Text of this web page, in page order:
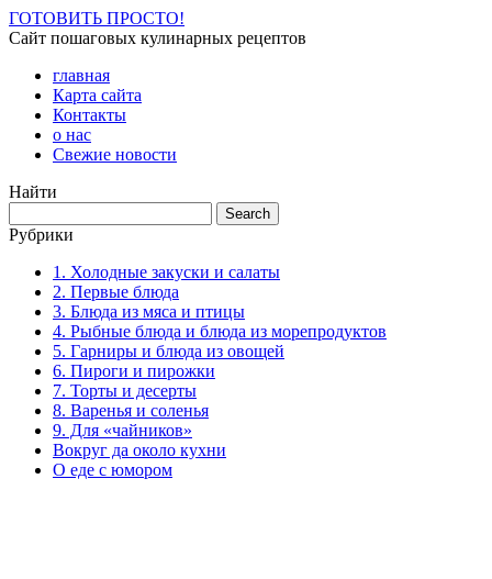
ГОТОВИТЬ ПРОСТО!
Сайт пошаговых кулинарных рецептов
главная
Карта сайта
Контакты
о нас
Свежие новости
Найти
Рубрики
1. Холодные закуски и салаты
2. Первые блюда
3. Блюда из мяса и птицы
4. Рыбные блюда и блюда из морепродуктов
5. Гарниры и блюда из овощей
6. Пироги и пирожки
7. Торты и десерты
8. Варенья и соленья
9. Для «чайников»
Вокруг да около кухни
О еде с юмором